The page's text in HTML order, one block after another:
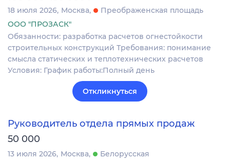
18 июля 2026 Москва
Преображенская площадь
ООО "ПРОЗАСК"
Обязанности: разработка расчетов огнестойкости
строительных конструкций Требования: понимание
смысла статических и теплотехнических расчетов
Условия: График работы:Полный день
Откликнуться
Руководитель отдела прямых продаж
50 000
13 июля 2026 Москва
Белорусская